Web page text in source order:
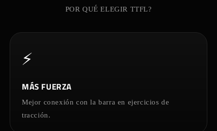
POR QUÉ ELEGIR TTFL?
⚡
MÁS FUERZA
Mejor conexión con la barra en ejercicios de
tracción.